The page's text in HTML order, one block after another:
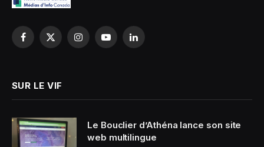
Facebook
X
InstagramYouTubeLinkedIn
SUR LE VIF
Le Bouclier d’Athéna lance son site
web multilingue